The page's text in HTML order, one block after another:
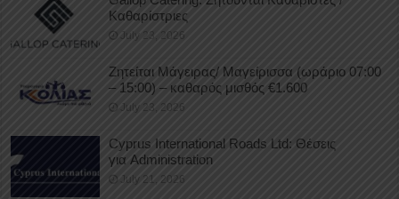
Καθαρίστριες
July 23, 2026
Ζητείται Μάγειρας/ Μαγείρισσα (ωράριο 07:00
– 15:00) – καθαρός μισθός €1.600
July 23, 2026
Cyprus International Roads Ltd: Θέσεις
για Administration
July 21, 2026